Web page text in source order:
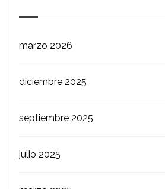
marzo 2026
diciembre 2025
septiembre 2025
julio 2025